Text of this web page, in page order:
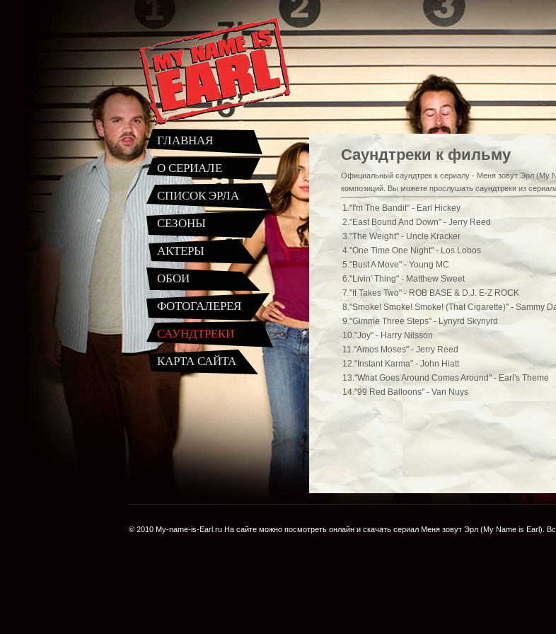
ГЛАВНАЯ
О СЕРИАЛЕ
СПИСОК ЭРЛА
СЕЗОНЫ
АКТЕРЫ
ОБОИ
ФОТОГАЛЕРЕЯ
САУНДТРЕКИ
КАРТА САЙТА
Саундтреки к фильму
Официальный саундтрек к сериалу - Меня зовут Эрл (My
композиций. Вы можете прослушать саундтреки из
1."I'm The Bandit" - Earl Hickey
2."East Bound And Down" - Jerry Reed
3."The Weight" - Uncle Kracker
4."One Time One Night" - Los Lobos
5."Bust A Move" - Young MC
6."Livin' Thing" - Matthew Sweet
7."It Takes Two" - ROB BASE & D.J. E-Z ROCK
8."Smoke! Smoke! Smoke! (That Cigarette)" - Sammy
9."Gimme Three Steps" - Lynyrd Skynyrd
10."Joy" - Harry Nilsson
11."Amos Moses" - Jerry Reed
12."Instant Karma" - John Hiatt
13."What Goes Around Comes Around" - Earl's Theme
14."99 Red Balloons" - Van Nuys
© 2010 My-name-is-Earl.ru На сайте можно посмотреть онлайн и скачать сериал Меня зовут Эрл (My Name is Earl).